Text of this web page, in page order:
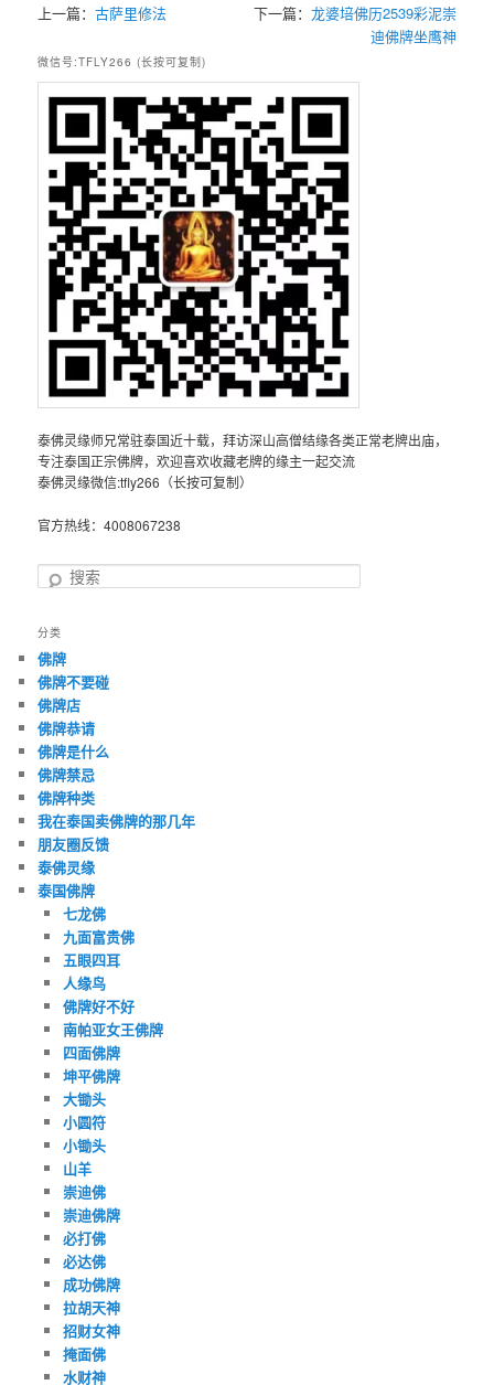
上一篇：古萨里修法 下一篇： 龙婆培佛历2539彩泥崇
迪佛牌坐鹰神
微信号:TFLY266 (长按可复制)
泰佛灵缘师兄常驻泰国近十载，拜访深山高僧结缘各类正常老牌出庙，
专注泰国正宗佛牌，欢迎喜欢收藏老牌的缘主一起交流
泰佛灵缘微信:tfly266（长按可复制）
官方热线：4008067238
搜
分类
佛牌
佛牌不要碰
佛牌店
佛牌恭请
佛牌是什么
佛牌禁忌
佛牌种类
我在泰国卖佛牌的那几年
朋友圈反馈
泰佛灵缘
泰国佛牌
七龙佛
九面富贵佛
五眼四耳
人缘鸟
佛牌好不好
南帕亚女王佛牌
四面佛牌
坤平佛牌
大锄头
小圆符
小锄头
山羊
崇迪佛
崇迪佛牌
必打佛
必达佛
成功佛牌
拉胡天神
招财女神
掩面佛
水财神